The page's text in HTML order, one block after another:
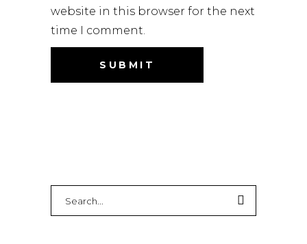
website in this browser for the next
time I comment.